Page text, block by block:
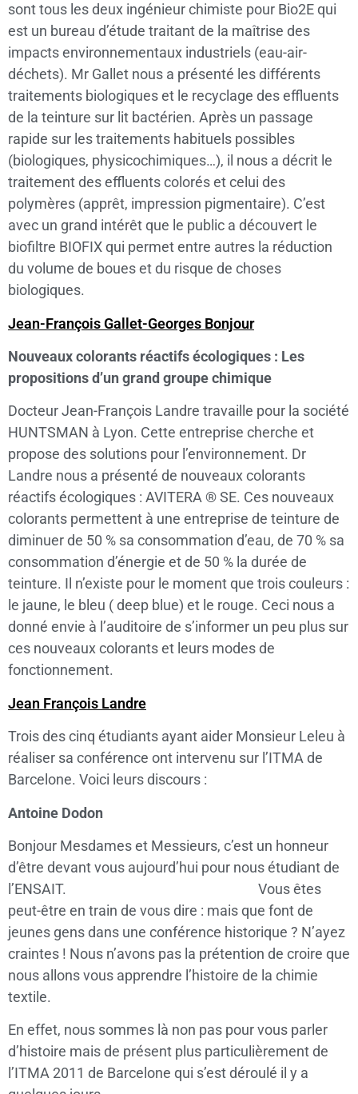
sont tous les deux ingénieur chimiste pour Bio2E qui
est un bureau d’étude traitant de la maîtrise des
impacts environnementaux industriels (eau-air-
déchets). Mr Gallet nous a présenté les différents
traitements biologiques et le recyclage des effluents
de la teinture sur lit bactérien. Après un passage
rapide sur les traitements habituels possibles
(biologiques, physicochimiques…), il nous a décrit le
traitement des effluents colorés et celui des
polymères (apprêt, impression pigmentaire). C’est
avec un grand intérêt que le public a découvert le
biofiltre BIOFIX qui permet entre autres la réduction
du volume de boues et du risque de choses
biologiques.
Jean-François Gallet-Georges Bonjour
Nouveaux colorants réactifs écologiques : Les
propositions d’un grand groupe chimique
Docteur Jean-François Landre travaille pour la société
HUNTSMAN à Lyon. Cette entreprise cherche et
propose des solutions pour l’environnement. Dr
Landre nous a présenté de nouveaux colorants
réactifs écologiques : AVITERA ® SE. Ces nouveaux
colorants permettent à une entreprise de teinture de
diminuer de 50 % sa consommation d’eau, de 70 % sa
consommation d’énergie et de 50 % la durée de
teinture. Il n’existe pour le moment que trois couleurs :
le jaune, le bleu ( deep blue) et le rouge. Ceci nous a
donné envie à l’auditoire de s’informer un peu plus sur
ces nouveaux colorants et leurs modes de
fonctionnement.
Jean François Landre
Trois des cinq étudiants ayant aider Monsieur Leleu à
réaliser sa conférence ont intervenu sur l’ITMA de
Barcelone. Voici leurs discours :
Antoine Dodon
Bonjour Mesdames et Messieurs, c’est un honneur
d’être devant vous aujourd’hui pour nous étudiant de
l’ENSAIT. Vous êtes
peut-être en train de vous dire : mais que font de
jeunes gens dans une conférence historique ? N’ayez
craintes ! Nous n’avons pas la prétention de croire que
nous allons vous apprendre l’histoire de la chimie
textile.
En effet, nous sommes là non pas pour vous parler
d’histoire mais de présent plus particulièrement de
l’ITMA 2011 de Barcelone qui s’est déroulé il y a